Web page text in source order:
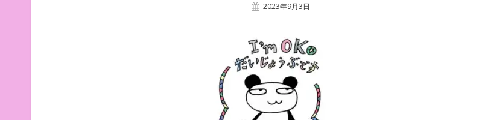
Posted
2023年9月3日